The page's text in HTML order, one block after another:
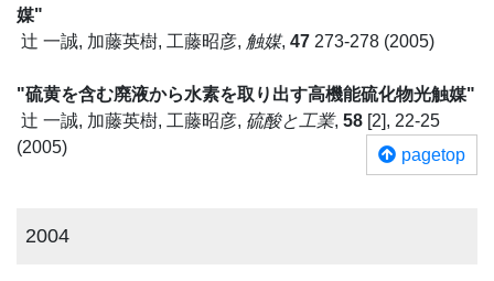
媒"
辻 一誠, 加藤英樹, 工藤昭彦, 触媒, 47 273-278 (2005)
"硫黄を含む廃液から水素を取り出す高機能硫化物光触媒"
辻 一誠, 加藤英樹, 工藤昭彦, 硫酸と工業, 58 [2], 22-25
(2005)
pagetop
2004